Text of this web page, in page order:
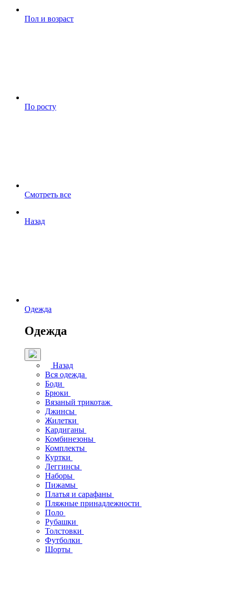
Пол и возраст
По росту
Смотреть все
Назад
Одежда
Одежда
Назад
Вся одежда
Боди
Брюки
Вязаный трикотаж
Джинсы
Жилетки
Кардиганы
Комбинезоны
Комплекты
Куртки
Леггинсы
Наборы
Пижамы
Платья и сарафаны
Пляжные принадлежности
Поло
Рубашки
Толстовки
Футболки
Шорты